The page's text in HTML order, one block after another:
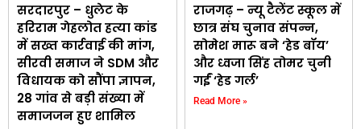
सरदारपुर – धुलेट के
हरिराम गेहलोत हत्या कांड
में सख्त कार्रवाई की मांग,
सीरवी समाज ने SDM और
विधायक को सौंपा ज्ञापन,
28 गांव से बड़ी संख्या में
समाजजन हुए शामिल
राजगढ़ – न्यू टैलेंट स्कूल में
छात्र संघ चुनाव संपन्न,
सोमेश मारू बने ‘हेड बॉय’
और ध्वजा सिंह तोमर चुनी
गईं ‘हेड गर्ल’
Read More »